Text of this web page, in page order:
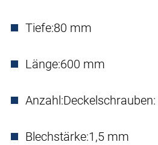
Tiefe:80 mm
Länge:600 mm
Anzahl:
Blechstärke:1,5 mm